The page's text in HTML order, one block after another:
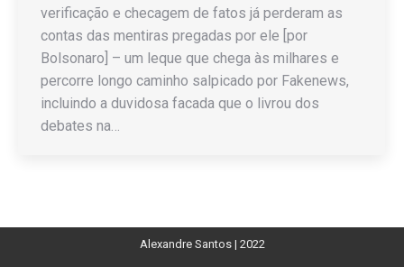
verificação e checagem de fatos já perderam as
contas das mentiras pregadas por ele [por
Bolsonaro] – um leque que chega às milhares e
percorre longo caminho salpicado por Fakenews,
incluindo a duvidosa facada que o livrou dos
debates na…
Alexandre Santos | 2022